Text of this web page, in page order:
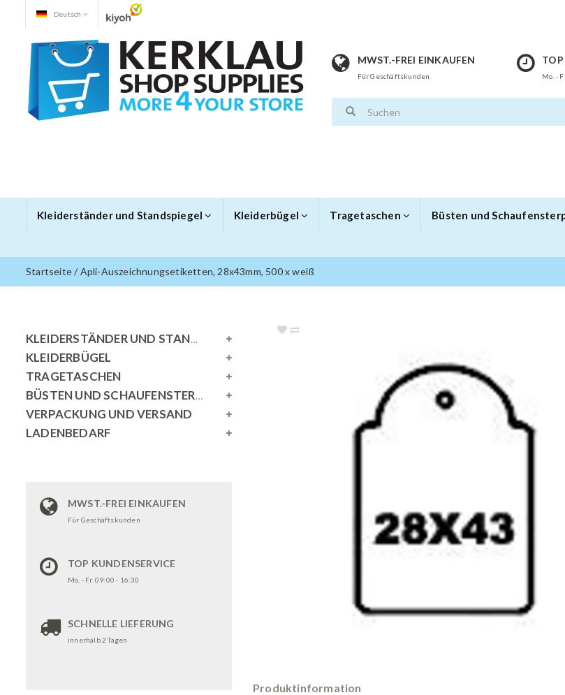
Deutsch
MWST.-FREI EINKAUFEN
Für Geschäftskunden
TOP
Mo. -
Kleiderständer und Standspiegel Kleiderbügel Tragetaschen Büsten und
Startseite/Apli-Auszeichnungsetiketten, 28x43mm, 500 x weiß
KLEIDERSTÄNDER UND STANDSPIEGEL
KLEIDERBÜGEL
TRAGETASCHEN
BÜSTEN UND SCHAUFENSTERPUPPEN
VERPACKUNG UND VERSAND
LADENBEDARF
MWST.-FREI EINKAUFEN
Für Geschäftskunden
TOP KUNDENSERVICE
Mo. - Fr. 09:00 - 16:30
SCHNELLE LIEFERUNG
innerhalb 2 Tagen
Produktinformation